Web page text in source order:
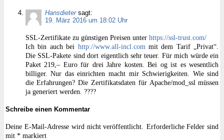
Hansdieter sagt:
19. März 2016 um 18:02 Uhr
SSL-Zertifikate zu günstigen Preisen unter https://ssl-trust.com/
Ich bin auch bei http://www.all-incl.commit dem Tarif „Privat“.
Die SSL-Pakete sind dort eigentlich sehr teuer. Für mich würde ein
Paket 219,– Euro für drei Jahre kosten. Bei og ist es wesentlich
billiger. Nur das einrichten macht mir Schwierigkeiten. Wie sind
die Erfahrungen? Die Zertifikatsdaten für Apache/mod_ssl müssen
ja generiert werden. ????
Schreibe einen Kommentar
Deine E-Mail-Adresse wird nicht veröffentlicht.
Erforderliche Felder sind
mit *markiert